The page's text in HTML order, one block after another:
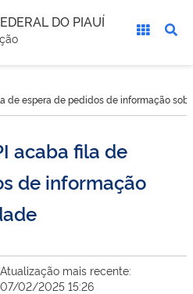
DO PIAUÍ
de espera de pedidos de informação
acaba fila de
de informação
Atualização mais recente:
07/02/2025 15:26